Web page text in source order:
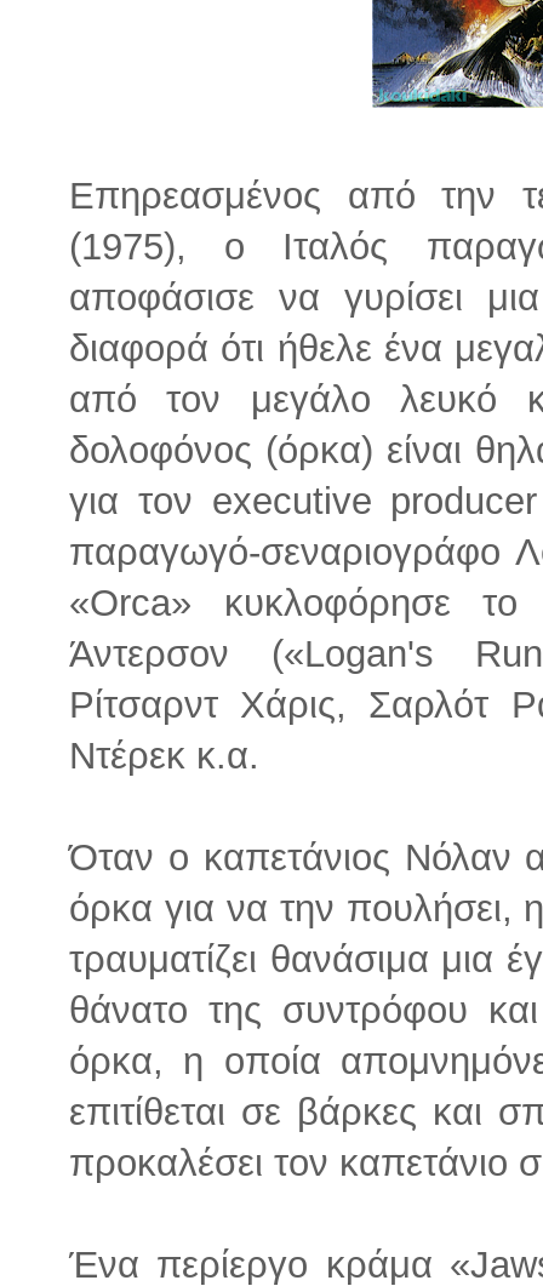
Επηρεασμένος από την
(1975), ο Ιταλός
αποφάσισε να γυρίσει
διαφορά ότι ήθελε ένα
από τον μεγάλο λευκό
δολοφόνος (όρκα) είναι
για τον executive producer
παραγωγό-σεναριογράφο
«Orca» κυκλοφόρησε
Άντερσον («Logan's
Ρίτσαρντ Χάρις, Σαρλότ
Ντέρεκ κ.α.
Όταν ο καπετάνιος Νόλαν
όρκα για να την πουλήσει,
τραυματίζει θανάσιμα μια
θάνατο της συντρόφου
όρκα, η οποία
επιτίθεται σε βάρκες και
προκαλέσει τον καπετάνιο
Ένα περίεργο κράμα